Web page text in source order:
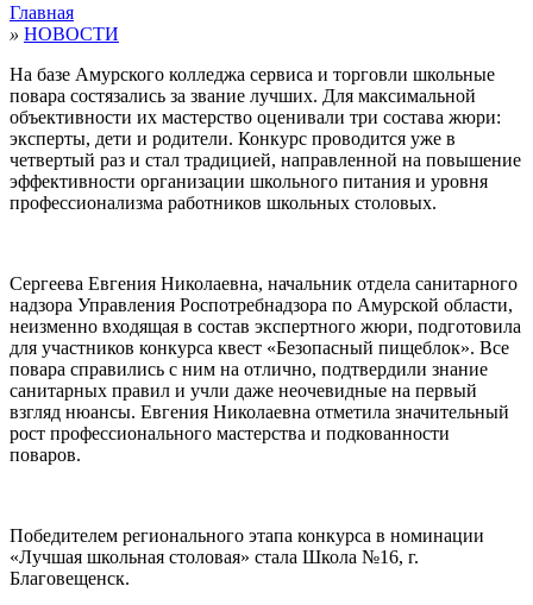
Главная
» НОВОСТИ
На базе Амурского колледжа сервиса и торговли школьные
повара состязались за звание лучших. Для максимальной
объективности их мастерство оценивали три состава жюри:
эксперты, дети и родители. Конкурс проводится уже в
четвертый раз и стал традицией, направленной на повышение
эффективности организации школьного питания и уровня
профессионализма работников школьных столовых.
Сергеева Евгения Николаевна, начальник отдела санитарного
надзора Управления Роспотребнадзора по Амурской области,
неизменно входящая в состав экспертного жюри, подготовила
для участников конкурса квест «Безопасный пищеблок». Все
повара справились с ним на отлично, подтвердили знание
санитарных правил и учли даже неочевидные на первый
взгляд нюансы. Евгения Николаевна отметила значительный
рост профессионального мастерства и подкованности
поваров.
Победителем регионального этапа конкурса в номинации
«Лучшая школьная столовая» стала Школа №16, г.
Благовещенск.